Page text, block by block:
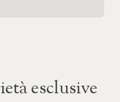
esclusive